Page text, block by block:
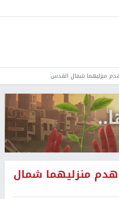
منزليهما شمال القدس
هدم منزليهما شمال